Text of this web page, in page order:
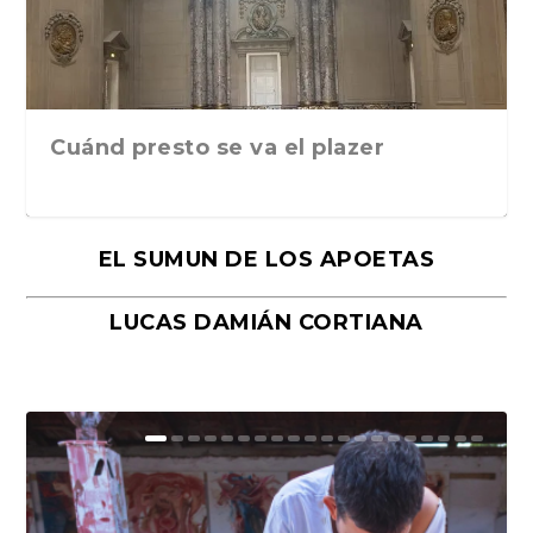
Cuánd presto se va el plazer
EL SUMUN DE LOS APOETAS
LUCAS DAMIÁN CORTIANA